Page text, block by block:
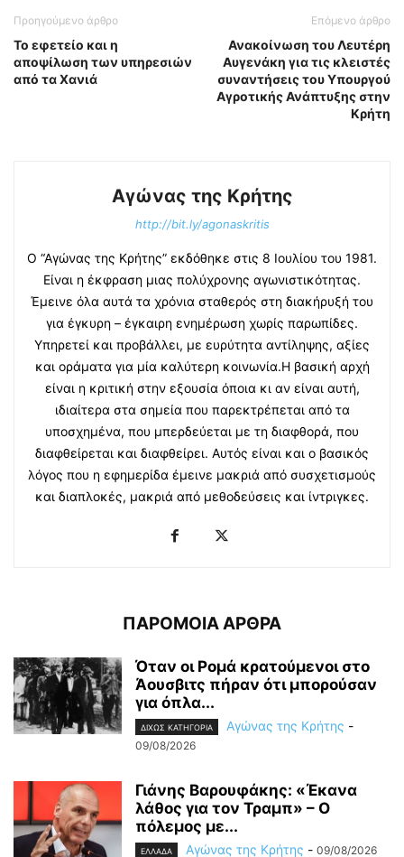
Προηγούμενο άρθρο
Το εφετείο και η
αποψίλωση των υπηρεσιών
από τα Χανιά
Επόμενο άρθρο
Ανακοίνωση του Λευτέρη
Αυγενάκη για τις κλειστές
συναντήσεις του Υπουργού
Αγροτικής Ανάπτυξης στην
Κρήτη
Αγώνας της Κρήτης
http://bit.ly/agonaskritis
Ο “Αγώνας της Κρήτης” εκδόθηκε στις 8 Ιουλίου του 1981.
Είναι η έκφραση μιας πολύχρονης αγωνιστικότητας.
Έμεινε όλα αυτά τα χρόνια σταθερός στη διακήρυξή του
για έγκυρη – έγκαιρη ενημέρωση χωρίς παρωπίδες.
Υπηρετεί και προβάλλει, με ευρύτητα αντίληψης, αξίες
και οράματα για μία καλύτερη κοινωνία.Η βασική αρχή
είναι η κριτική στην εξουσία όποια κι αν είναι αυτή,
ιδιαίτερα στα σημεία που παρεκτρέπεται από τα
υποσχημένα, που μπερδεύεται με τη διαφθορά, που
διαφθείρεται και διαφθείρει. Αυτός είναι και ο βασικός
λόγος που η εφημερίδα έμεινε μακριά από συσχετισμούς
και διαπλοκές, μακριά από μεθοδεύσεις και ίντριγκες.
ΠΑΡΟΜΟΙΑ ΑΡΘΡΑ
Όταν οι Ρομά κρατούμενοι στο
Άουσβιτς πήραν ότι μπορούσαν
για όπλα...
ΔΙΧΩΣ ΚΑΤΗΓΟΡΙΑ Αγώνας της Κρήτης -
09/08/2026
Γιάνης Βαρουφάκης: «Έκανα
λάθος για τον Τραμπ» – Ο
πόλεμος με...
ΕΛΛΑΔΑ Αγώνας της Κρήτης - 09/08/2026